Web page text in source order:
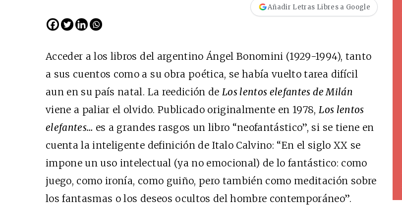
Añadir Letras Libres a Google
Acceder a los libros del argentino Ángel Bonomini (1929-1994), tanto
a sus cuentos como a su obra poética, se había vuelto tarea difícil
aun en su país natal. La reedición de Los lentos elefantes de Milán
viene a paliar el olvido. Publicado originalmente en 1978,Los lentos
elefantes… es a grandes rasgos un libro “neofantástico”, si se tiene en
cuenta la inteligente definición de Italo Calvino: “En el siglo XX se
impone un uso intelectual (ya no emocional) de lo fantástico: como
juego, como ironía, como guiño, pero también como meditación sobre
los fantasmas o los deseos ocultos del hombre contemporáneo”.
EDICIÓN ESPAÑA
N° 299 / Agosto 2026
Cine desde los márgenes
SUSCRÍBETE